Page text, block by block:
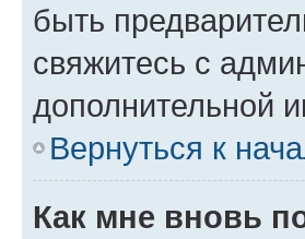
быть
свяжитесь с
дополнительной
Вернуться к
Как мне вновь